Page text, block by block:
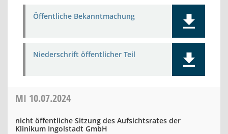
Öffentliche Bekanntmachung
Niederschrift öffentlicher Teil
MI 10.07.2024
nicht öffentliche Sitzung des Aufsichtsrates der
Klinikum Ingolstadt GmbH